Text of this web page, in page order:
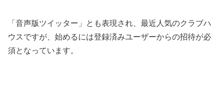
「音声版ツイッター」とも表現され、最近人気のクラブハ
ウスですが、始めるには登録済みユーザーからの招待が必
須となっています。